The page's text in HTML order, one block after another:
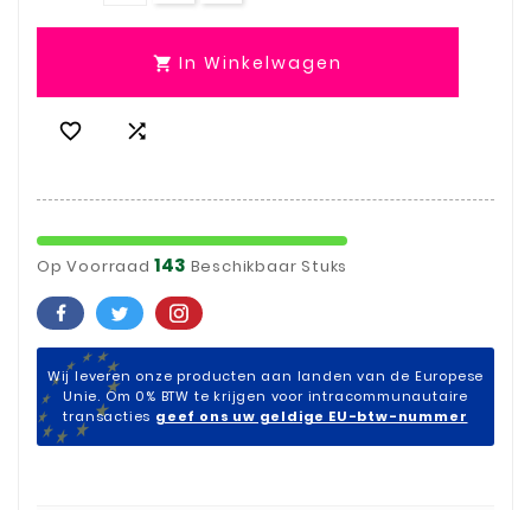
 In Winkelwagen
 
Op Voorraad 143 Beschikbaar Stuks
Wij leveren onze producten aan landen van de Europese
Unie. Om 0% BTW te krijgen voor intracommunautaire
transacties geef ons uw geldige EU-btw-nummer